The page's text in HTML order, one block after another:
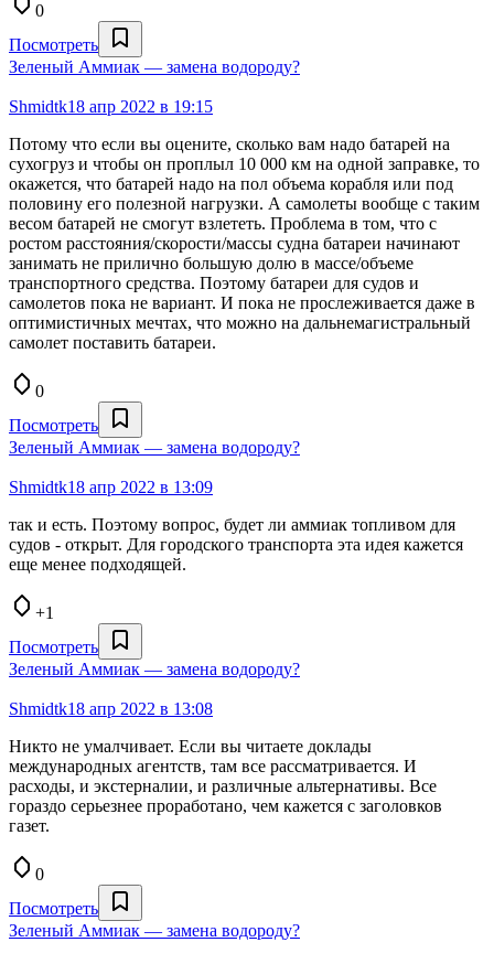
0
Посмотреть
Зеленый Аммиак — замена водороду?
Shmidtk18 апр 2022 в 19:15
Потому что если вы оцените, сколько вам надо батарей на
сухогруз и чтобы он проплыл 10 000 км на одной заправке, то
окажется, что батарей надо на пол объема корабля или под
половину его полезной нагрузки. А самолеты вообще с таким
весом батарей не смогут взлететь. Проблема в том, что с
ростом расстояния/скорости/массы судна батареи начинают
занимать не прилично большую долю в массе/объеме
транспортного средства. Поэтому батареи для судов и
самолетов пока не вариант. И пока не прослеживается даже в
оптимистичных мечтах, что можно на дальнемагистральный
самолет поставить батареи.
0
Посмотреть
Зеленый Аммиак — замена водороду?
Shmidtk18 апр 2022 в 13:09
так и есть. Поэтому вопрос, будет ли аммиак топливом для
судов - открыт. Для городского транспорта эта идея кажется
еще менее подходящей.
+1
Посмотреть
Зеленый Аммиак — замена водороду?
Shmidtk18 апр 2022 в 13:08
Никто не умалчивает. Если вы читаете доклады
международных агентств, там все рассматривается. И
расходы, и экстерналии, и различные альтернативы. Все
гораздо серьезнее проработано, чем кажется с заголовков
газет.
0
Посмотреть
Зеленый Аммиак — замена водороду?